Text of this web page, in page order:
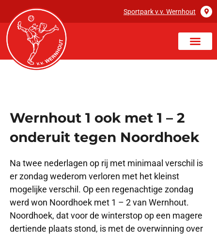
Sportpark v.v. Wernhout
Wernhout 1 ook met 1 – 2
onderuit tegen Noordhoek
Na twee nederlagen op rij met minimaal verschil is
er zondag wederom verloren met het kleinst
mogelijke verschil. Op een regenachtige zondag
werd won Noordhoek met 1 – 2 van Wernhout.
Noordhoek, dat voor de winterstop op een magere
dertiende plaats stond, is met de overwinning over